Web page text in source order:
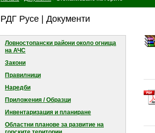
РДГ Русе | Документи
Ловностопански райони около огнищa
на АЧС
Закони
Правилници
Наредби
Приложения / Образци
Инвентаризация и планиране
Областни планове за развитие на